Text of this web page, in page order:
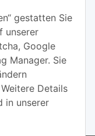
gestatten Sie
unserer
Google
Manager. Sie
Details
in unserer